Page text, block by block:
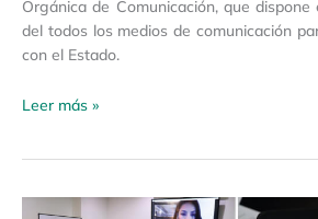
Orgánica de Comunicación, que
del todos los medios de comunicación
con el Estado.
Leer más »
Boletín